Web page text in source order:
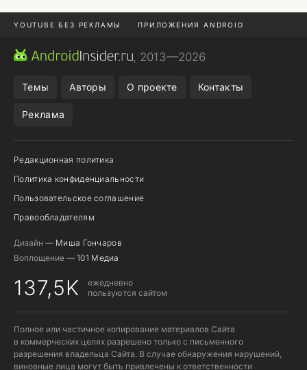
YOUTUBE БЕЗ РЕКЛАМЫ ПРИЛОЖЕНИЯ ANDROID
МЕССЕНДЖЕРЫ ONE UI 8.5
, 2013—2026
Темы Авторы О проекте Контакты
Реклама
Редакционная политика
Политика конфиденциальности
Пользовательское соглашение
Правообладателям
Дизайн — Миша Гончаров
Воплощение — 101 Медиа
137,5K
ежедневно
пользуются сайтом
Полное или частичное копирование материалов Сайта
в коммерческих целях разрешено только с письменного
разрешения владельца Сайта. В случае обнаружения нарушений,
виновные лица могут быть привлечены к ответственности